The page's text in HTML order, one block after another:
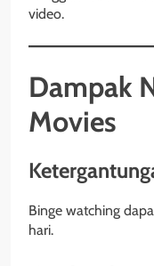
video.
Dampak
Movies
Binge watching
hari.